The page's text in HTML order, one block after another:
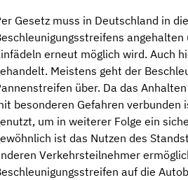
Gesetz muss in Deutschland in
erneut möglich wird. Auch
Meistens geht der
über. Da das
besonderen Gefahren verbunden
um in weiterer Folge ein
ist das Nutzen des
Verkehrsteilnehmer
auf die